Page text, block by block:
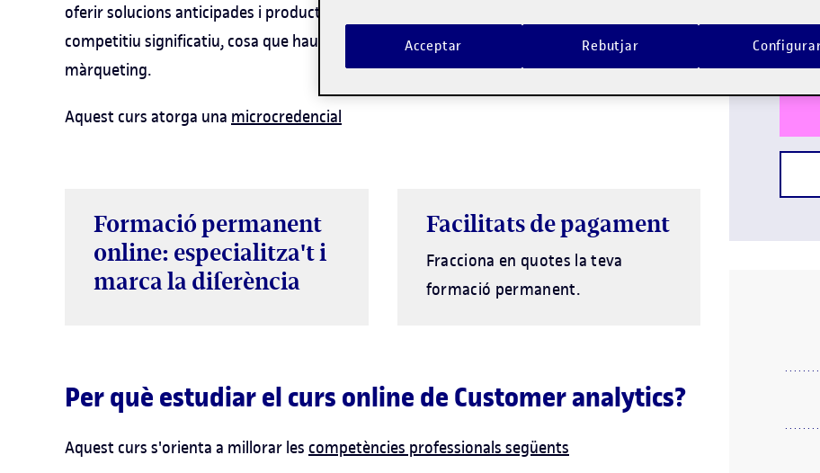
oferir solucions anticipades i productes complementaris; això proporciona un avantatge
competitiu significatiu, cosa que hauria de ser el focus principal de les estratègies de
màrqueting.
Aquest curs atorga una microcredencial
Formació permanent
online: especialitza't i
marca la diferència
Facilitats de pagament
Fracciona en quotes la teva
formació permanent.
Per què estudiar el curs online de Customer analytics?
Aquest curs s'orienta a millorar les competències professionals següents
Rebutjar
Acceptar